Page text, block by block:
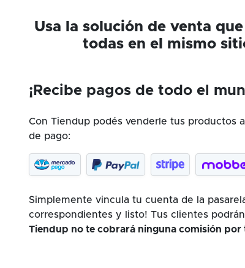
Usa la solución de venta
todas en el mismo
¡Recibe pagos de todo el
Con Tiendup podés venderle tus productos
de pago:
Simplemente vincula tu cuenta de la
correspondientes y listo! Tus clientes
Tiendup no te cobrará ninguna comisión por